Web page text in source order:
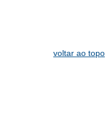
voltar ao topo